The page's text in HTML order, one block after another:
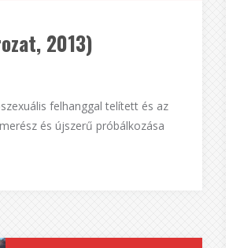
2013)
felhanggal telített és az
és újszerű próbálkozása